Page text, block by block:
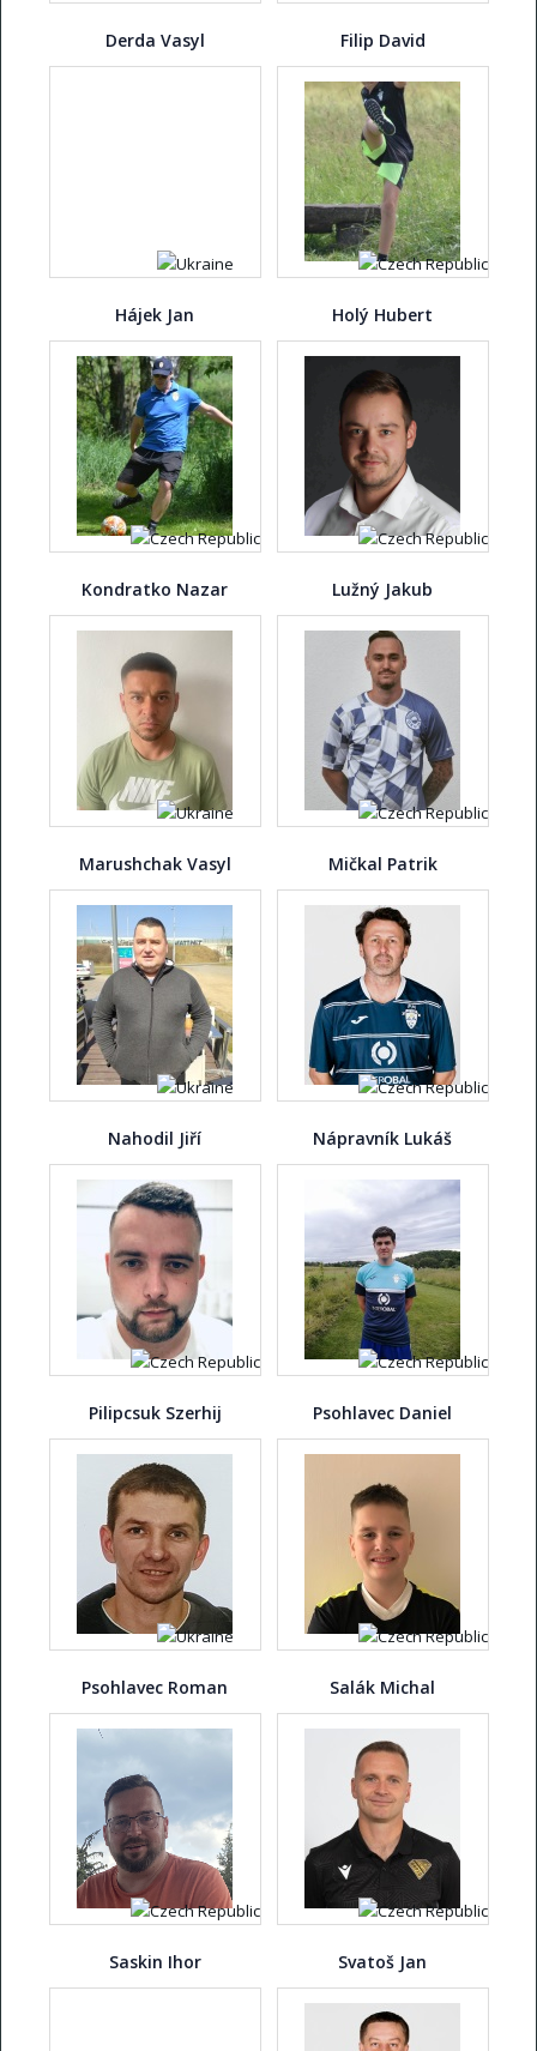
Derda Vasyl Filip David
Hájek Jan Holý Hubert
Kondratko Nazar Lužný Jakub
Marushchak Vasyl Mičkal Patrik
Nahodil Jiří Nápravník Lukáš
Pilipcsuk Szerhij Psohlavec Daniel
Psohlavec Roman Salák Michal
Saskin Ihor Svatoš Jan